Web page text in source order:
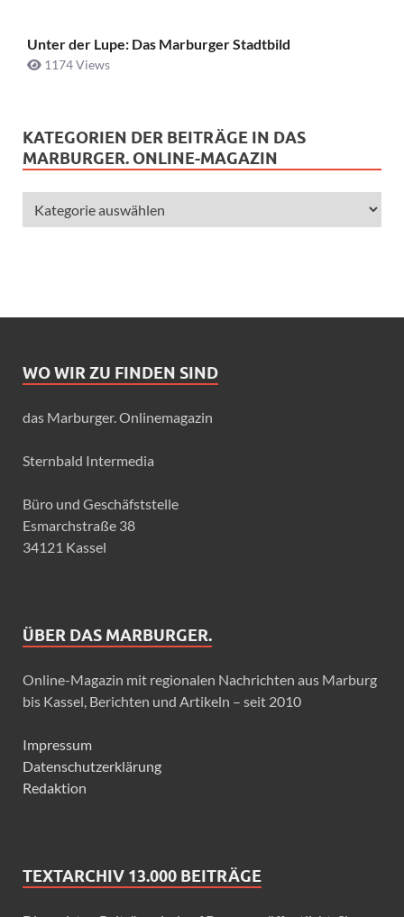
Unter der Lupe: Das Marburger Stadtbild
1174 Views
KATEGORIEN DER BEITRÄGE IN DAS
MARBURGER. ONLINE-MAGAZIN
WO WIR ZU FINDEN SIND
das Marburger. Onlinemagazin
Sternbald Intermedia
Büro und Geschäfststelle
Esmarchstraße 38
34121 Kassel
ÜBER DAS MARBURGER.
Online-Magazin mit regionalen Nachrichten aus Marburg
bis Kassel, Berichten und Artikeln – seit 2010
Impressum
Datenschutzerklärung
Redaktion
TEXTARCHIV 13.000 BEITRÄGE